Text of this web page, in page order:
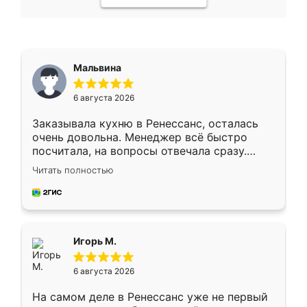
Мальвина
6 августа 2026
Заказывала кухню в Ренессанс, осталась
очень довольна. Менеджер всё быстро
посчитала, на вопросы отвечала сразу.
Замерщик приехал в субботу, подошёл к
делу со всей ответственностью. Собрали
за день, ребята работали аккуратно, даже
Читать полностью
Игорь М.
6 августа 2026
На самом деле в Ренессанс уже не первый